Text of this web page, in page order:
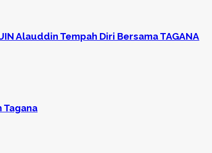
Alauddin Tempah Diri Bersama TAGANA
Tagana